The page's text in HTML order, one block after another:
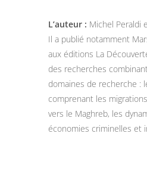
L’auteur : Michel Peraldi
Il a publié notamment
aux éditions La
des recherches
domaines de recherche :
comprenant les
vers le Maghreb, les
économies criminelles et